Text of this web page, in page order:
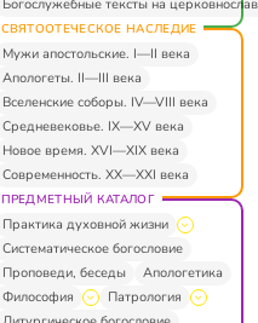
Богослужебные тексты на
СВЯТООТЕЧЕСКОЕ НАСЛЕДИЕ
Мужи апостольские. I—II века
Апологеты. II—III века
Вселенские соборы. IV—VIII века
Средневековье. IX—XV века
Новое время. XVI—XIX века
Современность. XX—XXI века
ПРЕДМЕТНЫЙ КАТАЛОГ
Практика духовной жизни
Систематическое богословие
Проповеди, беседы
Апологетика
Философия
Патрология